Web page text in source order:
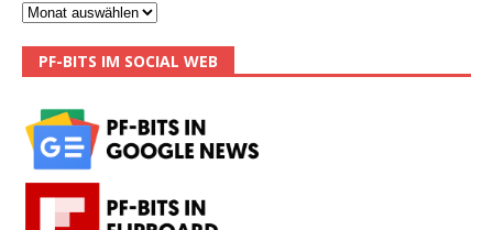
PF-BITS IM SOCIAL WEB